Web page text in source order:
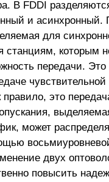
В FDDI
и асинхронный.
для
станциям, которым
передачи.
это
может
двух
повысить